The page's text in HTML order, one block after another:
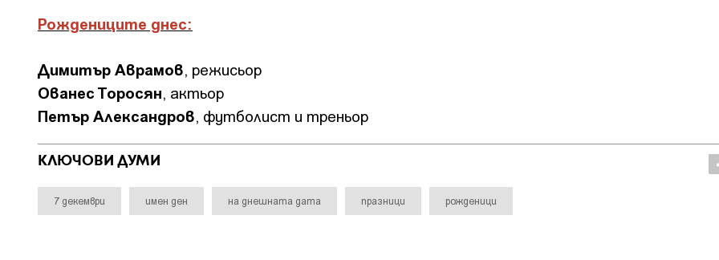
Рождениците днес:
Димитър Аврамов, режисьор
Ованес Торосян, актьор
Петър Александров, футболист и треньор
КЛЮЧОВИ ДУМИ
7 декември имен ден на днешната дата празници рожденици